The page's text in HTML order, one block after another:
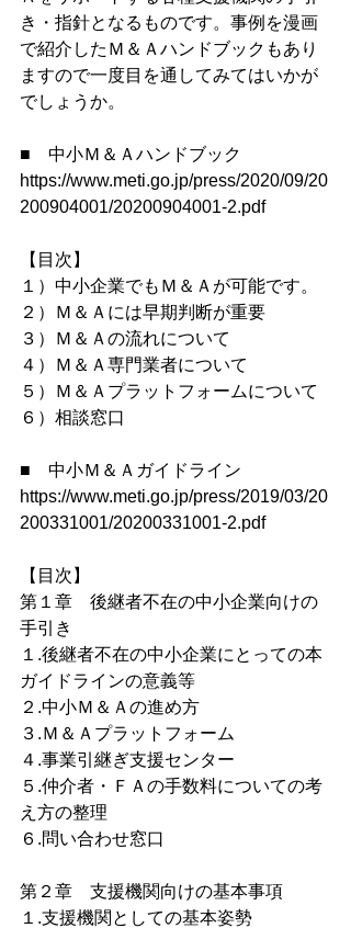
き・指針となるものです。事例を漫画
で紹介したＭ＆Ａハンドブックもあり
ますので一度目を通してみてはいかが
でしょうか。
■　中小Ｍ＆Ａハンドブック
https://www.meti.go.jp/press/2020/09/20
200904001/20200904001-2.pdf
【目次】
１）中小企業でもＭ＆Ａが可能です。
２）Ｍ＆Ａには早期判断が重要
３）Ｍ＆Ａの流れについて
４）Ｍ＆Ａ専門業者について
５）Ｍ＆Ａプラットフォームについて
６）相談窓口
■　中小Ｍ＆Ａガイドライン
https://www.meti.go.jp/press/2019/03/20
200331001/20200331001-2.pdf
【目次】
第１章　後継者不在の中小企業向けの
手引き
１.後継者不在の中小企業にとっての本
ガイドラインの意義等
２.中小Ｍ＆Ａの進め方
３.Ｍ＆Ａプラットフォーム
４.事業引継ぎ支援センター
５.仲介者・ＦＡの手数料についての考
え方の整理
６.問い合わせ窓口
第２章　支援機関向けの基本事項
１.支援機関としての基本姿勢